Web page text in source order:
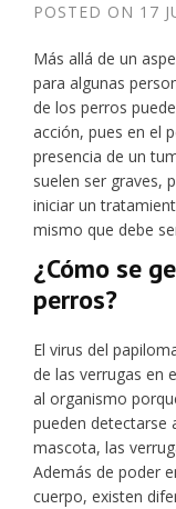
POSTED ON 17
Más allá de un
para algunas
de los perros
acción, pues en el
presencia de un
suelen ser graves,
iniciar un
mismo que debe
¿Cómo se
perros?
El virus del
de las verrugas en
al organismo
pueden detectarse
mascota, las
Además de poder
cuerpo, existen